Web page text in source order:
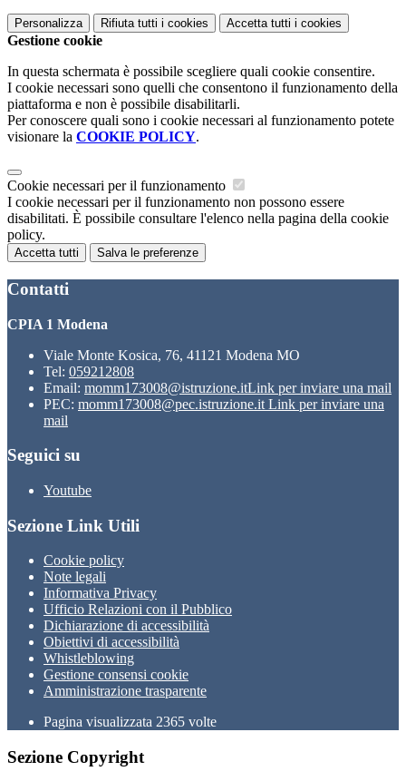
Personalizza Rifiuta tutti i cookies Accetta tutti i cookies
Gestione cookie
In questa schermata è possibile scegliere quali cookie consentire.
I cookie necessari sono quelli che consentono il funzionamento della
piattaforma e non è possibile disabilitarli.
Per conoscere quali sono i cookie necessari al funzionamento potete
visionare la COOKIE POLICY.
Cookie necessari per il funzionamento
I cookie necessari per il funzionamento non possono essere
disabilitati. È possibile consultare l'elenco nella pagina della cookie
policy.
Accetta tutti Salva le preferenze
Contatti
CPIA 1 Modena
Viale Monte Kosica, 76, 41121 Modena MO
Tel: 059212808
Email: momm173008@istruzione.itLink per inviare una mail
PEC: momm173008@pec.istruzione.it Link per inviare una
mail
Seguici su
Youtube
Sezione Link Utili
Cookie policy
Note legali
Informativa Privacy
Ufficio Relazioni con il Pubblico
Dichiarazione di accessibilità
Obiettivi di accessibilità
Whistleblowing
Gestione consensi cookie
Amministrazione trasparente
Pagina visualizzata 2365 volte
Sezione Copyright